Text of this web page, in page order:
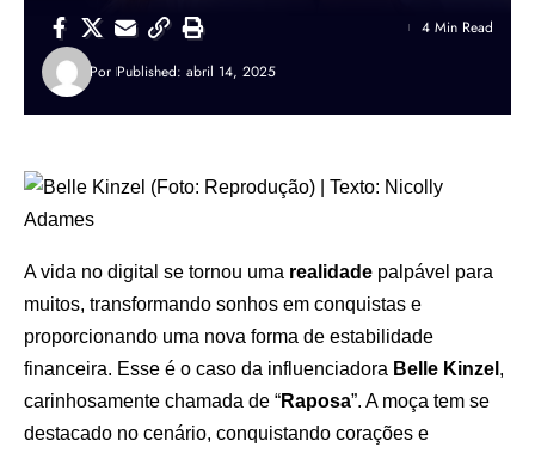
Por Published: abril 14, 2025
4 Min Read
A vida no digital se tornou uma realidade palpável para
muitos, transformando sonhos em conquistas e
proporcionando uma nova forma de estabilidade
financeira. Esse é o caso da influenciadora Belle Kinzel ,
carinhosamente chamada de “Raposa”. A moça tem se
destacado no cenário, conquistando corações e